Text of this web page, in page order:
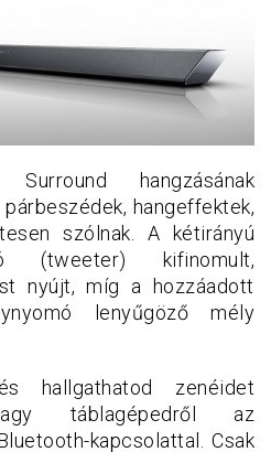
hangzásának
hangeffektek,
szólnak. A kétirányú
(tweeter) kifinomult,
nyújt, míg a hozzáadott
lenyűgöző mély
hallgathatod zenéidet
táblagépedről az
kapcsolattal. Csak